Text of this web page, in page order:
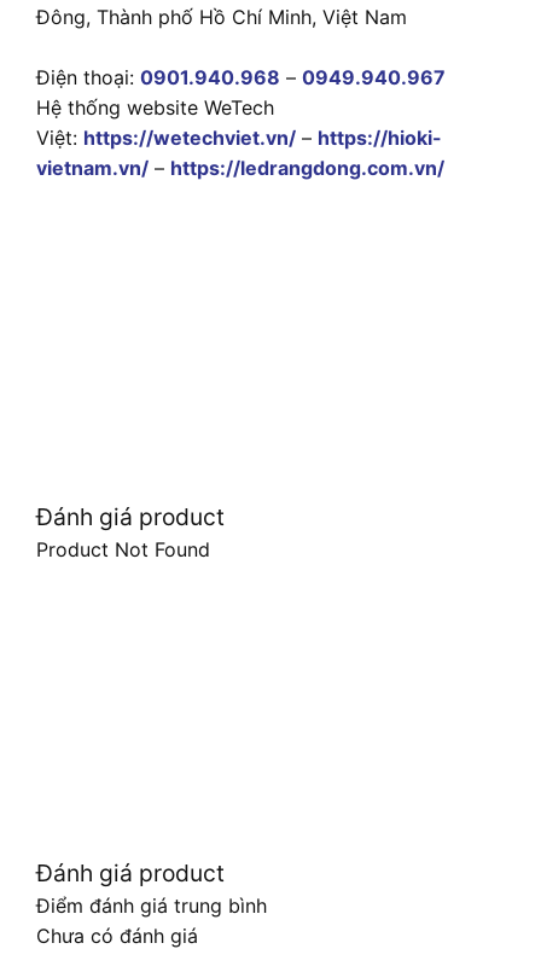
Đông, Thành phố Hồ Chí Minh, Việt Nam
Điện thoại: 0901.940.968 – 0949.940.967
Hệ thống website WeTech
Việt: https://wetechviet.vn/ – https://hioki-
vietnam.vn/ – https://ledrangdong.com.vn/
Đánh giá product
Product Not Found
Đánh giá product
Điểm đánh giá trung bình
Chưa có đánh giá